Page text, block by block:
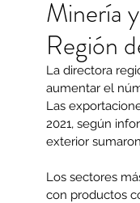
Minería
Región
La directora
aumentar el
Las
2021, según
exterior
Los sectores
con productos